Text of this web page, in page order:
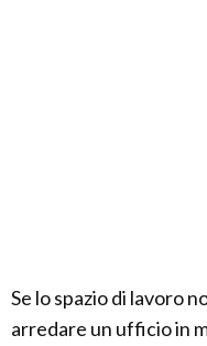
Se lo spazio di lavoro
arredare un ufficio in